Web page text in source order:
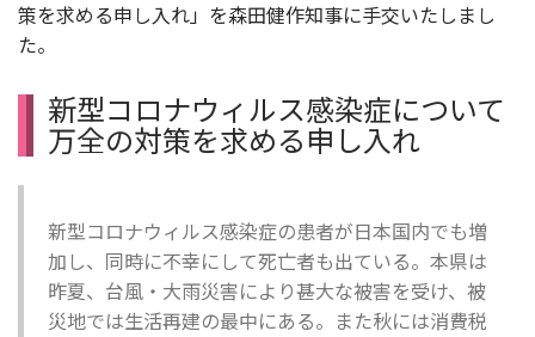
策を求める申し入れ」を森田健作知事に手交いたしまし
た。
新型コロナウィルス感染症について
万全の対策を求める申し入れ
新型コロナウィルス感染症の患者が日本国内でも増
加し、同時に不幸にして死亡者も出ている。本県は
昨夏、台風・大雨災害により甚大な被害を受け、被
災地では生活再建の最中にある。また秋には消費税